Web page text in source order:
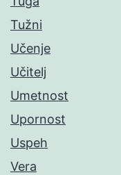
Tužni
Učenje
Učitelj
Umetnost
Upornost
Uspeh
Vera